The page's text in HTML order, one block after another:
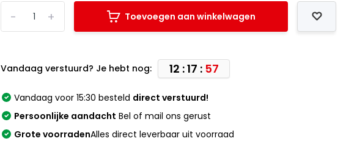
+
- Toevoegen aan winkelwagen
Vandaag verstuurd? Je hebt nog: 12 : 17 : 57
Vandaag voor 15:30 besteld direct verstuurd!
Persoonlijke aandacht Bel of mail ons gerust
Grote voorradenAlles direct leverbaar uit voorraad